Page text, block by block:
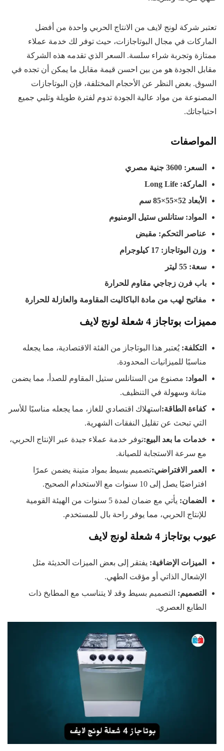
تعتبر شركة لونج لايف من الانتاج الحربي واحدة من أفضل
الماركات في مجال البوتاجازات، حيث توفر لك خدمة عملاء
ممتازة وتجربة شراء سلسة. السعر الذي تقدمه هذه الشركة
مقابل الجودة هو من بين احسن قيمة مقابل ما يمكن أن تجده في
السوق. بغض النظر عن الأحجام المختلفة، فإن البوتاجازات
المصنوعة من مواد عالية الجودة تدوم لفترة طويلة وتلبي جميع
احتياجاتك.
المواصفات
السعر: 3600 جنية مصري
الماركة: Long Life
الأبعاد 52×55×85 سم
المواد: ستانلس ستيل الومنيوم
عناصر التحكم: مقبض
وزن البوتاجاز: 17
كيلوجرام
سعة: 55
ليتر
باب فرن زجاجي مقاوم للحرارة
مفاتيح لهب من مادة الباكاليت المقاومة والعازلة للحرارة
مميزات بوتاجاز 4 شعلة لونج لايف
التكلفة: يُعتبر هذا البوتاجاز من الفئة الاقتصادية، مما يجعله
مناسبًا للميزانيات المحدودة.
المواد: مصنوع من الستانلس ستيل المقاوم للصدأ، مما يضمن
متانة وسهولة في التنظيف.
كفاءة الطاقة: استهلاك اقتصادي للغاز، مما يجعله مناسبًا للأسر
التي تبحث عن تقليل النفقات الشهرية.
خدمات ما بعد البيع:توفر خدمة عملاء جيدة عبر الإنتاج الحربي،
مع سرعة الاستجابة للصيانة.
العمر الافتراضي:تصميم بسيط بمواد متينة يضمن عمرًا
افتراضيًا يصل إلى 10 سنوات مع الاستخدام الصحيح.
الضمان:
يأتي مع ضمان لمدة 5 سنوات من الهيئة القومية
للإنتاج الحربي، مما يوفر راحة بال للمستخدم.
عيوب بوتاجاز 4 شعلة لونج لايف
الميزات الإضافية: يفتقر إلى بعض الميزات الحديثة مثل
الإشعال الذاتي أو مؤقت الطهي.
التصميم: التصميم بسيط وقد لا يتناسب مع المطابخ ذات
الطابع العصري.